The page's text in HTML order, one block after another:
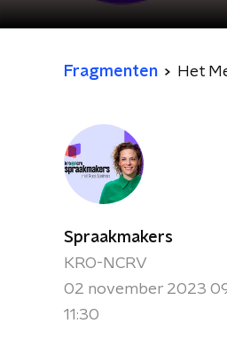
Fragmenten Het
Spraakmakers
KRO-NCRV
02 november 2023
11:30